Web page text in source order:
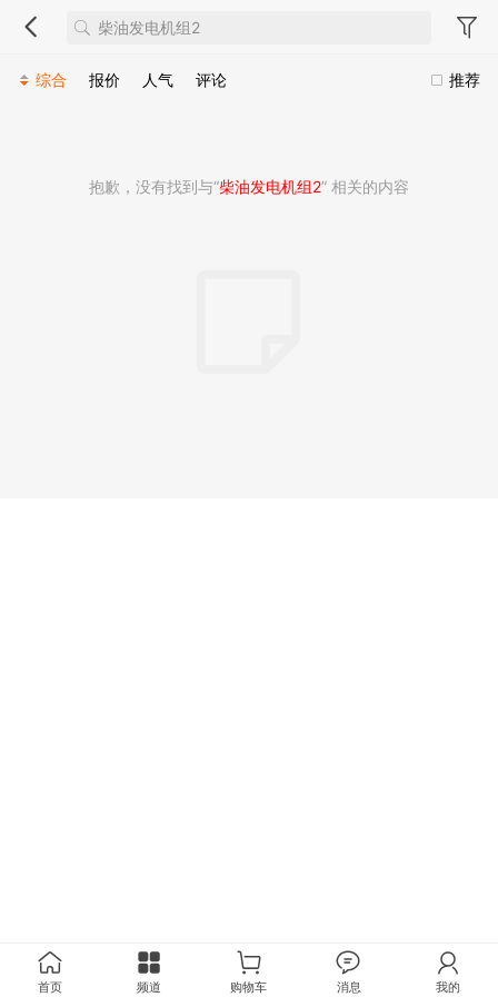
推荐
综合 报价 人气 评论
抱歉，没有找到与“柴油发电机组2” 相关的内容
首页 频道 购物车 消息 我的